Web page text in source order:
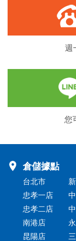
週
您
倉儲據點
台北市
忠孝一店
忠孝二店
南港店
昆陽店